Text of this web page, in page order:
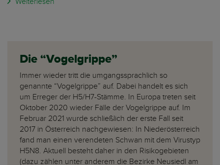
Die “Vogelgrippe”
Immer wieder tritt die umgangssprachlich so
genannte “Vogelgrippe” auf. Dabei handelt es sich
um Erreger der H5/H7-Stämme. In Europa treten seit
Oktober 2020 wieder Fälle der Vogelgrippe auf. Im
Februar 2021 wurde schließlich der erste Fall seit
2017 in Österreich nachgewiesen: In Niederösterreich
fand man einen verendeten Schwan mit dem Virustyp
H5N8. Aktuell besteht daher in den Risikogebieten
(dazu zählen unter anderem die Bezirke Neusiedl am